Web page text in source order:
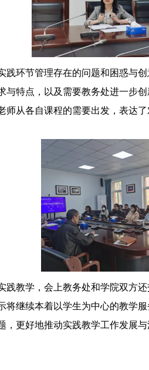
践环节管理存在的问题和困惑与
与特点，以及需要教务处进一步
从各自课程的需要出发，表达
践教学，会上教务处和学院双方
将继续本着以学生为中心的教学
更好地推动实践教学工作发展与